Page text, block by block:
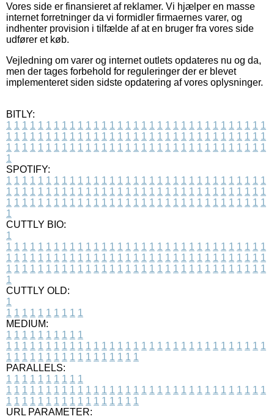
Vores side er finansieret af reklamer. Vi hjælper en masse
internet forretninger da vi formidler firmaernes varer, og
indhenter provision i tilfælde af at en bruger fra vores side
udfører et køb.
Vejledning om varer og internet outlets opdateres nu og da,
men der tages forbehold for reguleringer der er blevet
implementeret siden sidste opdatering af vores oplysninger.
BITLY:
1 1 1 1 1 1 1 1 1 1 1 1 1 1 1 1 1 1 1 1 1 1 1 1 1 1 1 1 1 1 1 1 1
1 1 1 1 1 1 1 1 1 1 1 1 1 1 1 1 1 1 1 1 1 1 1 1 1 1 1 1 1 1 1 1 1
1 1 1 1 1 1 1 1 1 1 1 1 1 1 1 1 1 1 1 1 1 1 1 1 1 1 1 1 1 1 1 1 1
1
SPOTIFY:
1 1 1 1 1 1 1 1 1 1 1 1 1 1 1 1 1 1 1 1 1 1 1 1 1 1 1 1 1 1 1 1 1
1 1 1 1 1 1 1 1 1 1 1 1 1 1 1 1 1 1 1 1 1 1 1 1 1 1 1 1 1 1 1 1 1
1 1 1 1 1 1 1 1 1 1 1 1 1 1 1 1 1 1 1 1 1 1 1 1 1 1 1 1 1 1 1 1 1
1
CUTTLY BIO:
1
1 1 1 1 1 1 1 1 1 1 1 1 1 1 1 1 1 1 1 1 1 1 1 1 1 1 1 1 1 1 1 1 1
1 1 1 1 1 1 1 1 1 1 1 1 1 1 1 1 1 1 1 1 1 1 1 1 1 1 1 1 1 1 1 1 1
1 1 1 1 1 1 1 1 1 1 1 1 1 1 1 1 1 1 1 1 1 1 1 1 1 1 1 1 1 1 1 1 1
1
CUTTLY OLD:
1
1 1 1 1 1 1 1 1 1 1
MEDIUM:
1 1 1 1 1 1 1 1 1 1
1 1 1 1 1 1 1 1 1 1 1 1 1 1 1 1 1 1 1 1 1 1 1 1 1 1 1 1 1 1 1 1 1
1 1 1 1 1 1 1 1 1 1 1 1 1 1 1 1 1
PARALLELS:
1 1 1 1 1 1 1 1 1 1
1 1 1 1 1 1 1 1 1 1 1 1 1 1 1 1 1 1 1 1 1 1 1 1 1 1 1 1 1 1 1 1 1
1 1 1 1 1 1 1 1 1 1 1 1 1 1 1 1 1
URL PARAMETER: